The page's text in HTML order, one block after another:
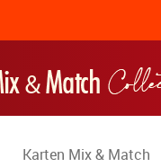
Karten Mix & Match